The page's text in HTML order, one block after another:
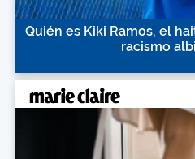
Quién es Kiki Ramos, el
racismo